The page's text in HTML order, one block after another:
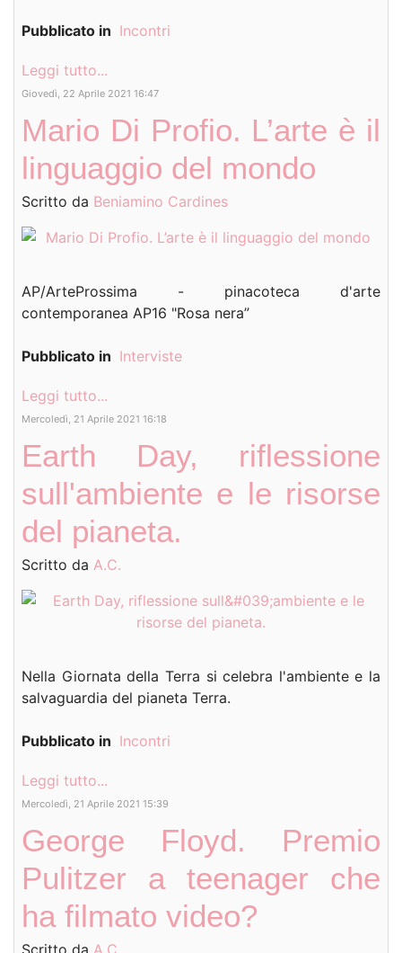
Pubblicato in Incontri
Leggi tutto...
Giovedì, 22 Aprile 2021 16:47
Mario Di Profio. L’arte è il
linguaggio del mondo
Scritto da Beniamino Cardines
AP/ArteProssima - pinacoteca d'arte
contemporanea AP16 "Rosa nera”
Pubblicato in Interviste
Leggi tutto...
Mercoledì, 21 Aprile 2021 16:18
Earth Day, riflessione
sull'ambiente e le risorse
del pianeta.
Scritto da A.C.
Nella Giornata della Terra si celebra l'ambiente e la
salvaguardia del pianeta Terra.
Pubblicato in Incontri
Leggi tutto...
Mercoledì, 21 Aprile 2021 15:39
George Floyd. Premio
Pulitzer a teenager che
ha filmato video?
Scritto da A.C.